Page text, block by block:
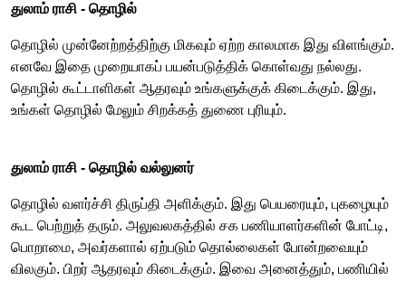
துலாம் ராசி -​​ தொழில்
தொழில் முன்னேற்றத்திற்கு மிகவும் ஏற்ற காலமாக இது விளங்கும்.
எனவே இதை முறையாகப் பயன்படுத்திக் கொள்வது நல்லது.
தொழில் கூட்டாளிகள் ஆதரவும் உங்களுக்குக் கிடைக்கும். இது,
உங்கள் தொழில் மேலும் சிறக்கத் துணை புரியும்.
துலாம் ராசி -​​ தொழில் வல்லுனர்
தொழில் வளர்ச்சி திருப்தி அளிக்கும். இது பெயரையும், புகழையும்
கூட பெற்றுத் தரும். அலுவலகத்தில் சக பணியாளர்களின் போட்டி,
பொறாமை, அவர்களால் ஏற்படும் தொல்லைகள் போன்றவையும்
விலகும். பிறர் ஆதரவும் கிடைக்கும். இவை அனைத்தும், பணியில்